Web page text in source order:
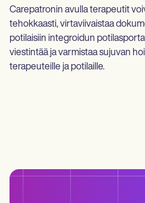
Carepatronin avulla terapeutit
tehokkaasti, virtaviivaistaa
potilaisiin integroidun
viestintää ja varmistaa sujuvan
terapeuteille ja potilaille.